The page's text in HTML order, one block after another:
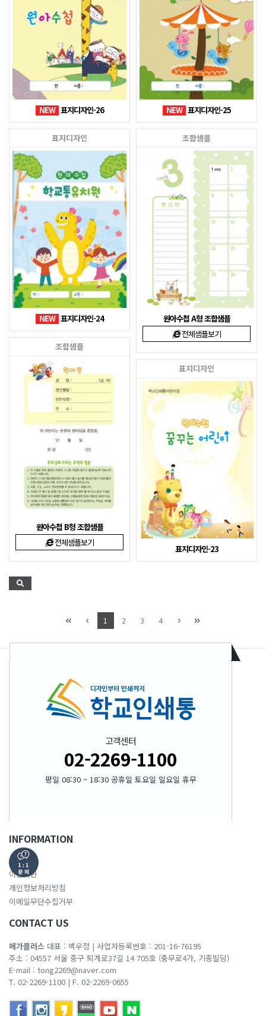
NEW 표지디자인-26 NEW 표지디자인-25
표지디자인
NEW 표지디자인-24
조합샘플
원아수첩 A형 조합샘플
전체샘플보기
조합샘플
원아수첩 B형 조합샘플
전체샘플보기
표지디자인
표지디자인-23
1 2 3 4
고객센터
02-2269-1100
평일 08:30 ~ 18:30 공휴일 토요일 일요일 휴무
INFORMATION
회사소개
이용약관
개인정보처리방침
이메일무단수집거부
CONTACT US
메가플러스 대표 : 백우정 | 사업자등록번호 : 201-16-76195
주소 : 04557 서울 중구 퇴계로37길 14 705호 (충무로4가, 기종빌딩)
E-mail : tong2269@naver.com
T. 02-2269-1100 | F. 02-2269-0655